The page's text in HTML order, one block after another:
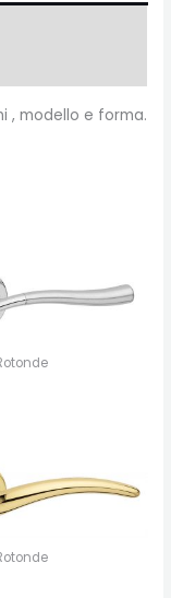
, modello e forma.